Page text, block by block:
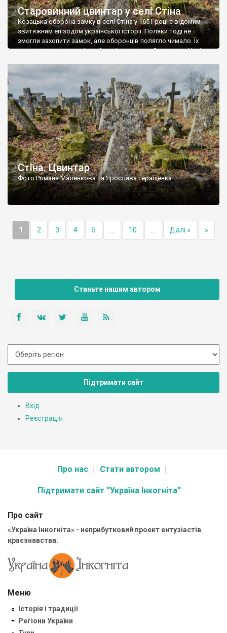
Старовинний цвинтар у селі Стіна
Козацька оборона замку в селі Стіна у 1651 році є відомим
звитяжним епізодом української історії. Поляки тоді не
змогли захопити замок, але оборонців полягло чимало. Їх
поховали на цвинтарі, який тоді називався Замковим. Нині на
ньому чимало хрестів 19 століття, є такі, де епітафії стер […]
Стіна. Цвинтар
Фото Романа Маленкова та Ярослава Геращенка
1 2 3 4 5 10 Далі » »
Станьте нашим автором
Підтримати сайт
Вхід
Реєстрація
Про нас Стати автором
Підтримати сайт “Україна Інкогніта”
Про сайт
«Україна Інкогніта» - неприбутковий проект ентузіастів
краєзнавства.
Меню
Історія і традиції
Регіони України